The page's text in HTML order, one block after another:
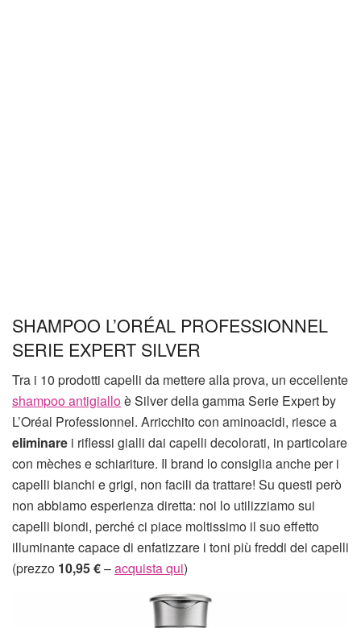
SHAMPOO L’ORÉAL PROFESSIONNEL
SERIE EXPERT SILVER
Tra i 10 prodotti capelli da mettere alla prova, un eccellente
shampoo antigialloè Silver della gamma Serie Expert by
L’Oréal Professionnel. Arricchito con aminoacidi, riesce a
eliminare i riflessi gialli dai capelli decolorati, in particolare
con mèches e schiariture. Il brand lo consiglia anche per i
capelli bianchi e grigi, non facili da trattare! Su questi però
non abbiamo esperienza diretta: noi lo utilizziamo sui
capelli biondi, perché ci piace moltissimo il suo effetto
illuminante capace di enfatizzare i toni più freddi dei capelli
(prezzo 10,95 €–acquista qui)